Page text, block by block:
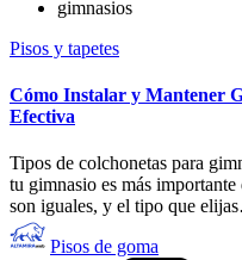
gimnasios
Publicado
Pisos y tapetes
Cómo Instalar y Mantener
Efectiva
Tipos de colchonetas para
tu gimnasio es más
son iguales, y el tipo que
Publicado
por
Pisos de goma